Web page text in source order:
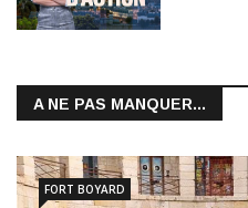
A NE PAS MANQUER...
FORT BOYARD